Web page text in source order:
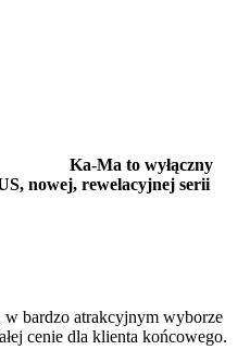
Ka-Ma to wyłączny
nowej, rewelacyjnej serii
bardzo atrakcyjnym wyborze
cenie dla klienta końcowego.